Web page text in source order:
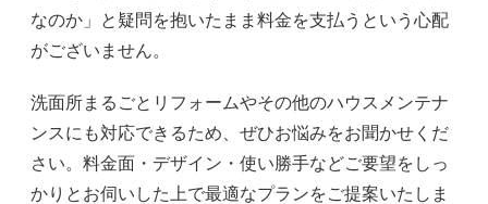
なのか」と疑問を抱いたまま料金を支払うという心配
がございません。
洗面所まるごとリフォームやその他のハウスメンテナ
ンスにも対応できるため、ぜひお悩みをお聞かせくだ
さい。料金面・デザイン・使い勝手などご要望をしっ
かりとお伺いした上で最適なプランをご提案いたしま